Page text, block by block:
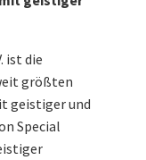
ist die
größten
geistiger und
Special